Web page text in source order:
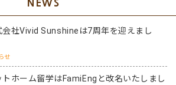
NEWS
会社Vivid Sunshineは7周年を迎えまし
せ
トホーム留学はFamiEngと改名いたしまし